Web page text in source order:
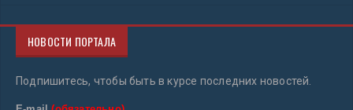
НОВОСТИ ПОРТАЛА
Подпишитесь, чтобы быть в курсе последних новостей.